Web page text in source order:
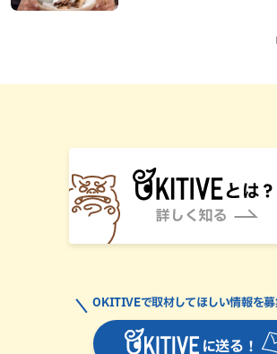
に送る！
OKITIVEで取材してほしい情報を募